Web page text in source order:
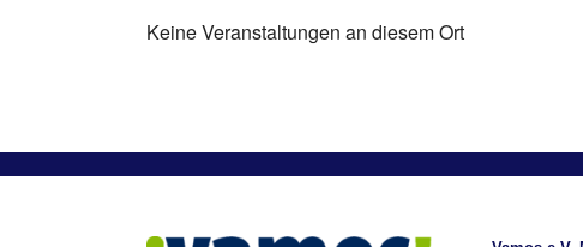
Keine Veranstaltungen an diesem Ort